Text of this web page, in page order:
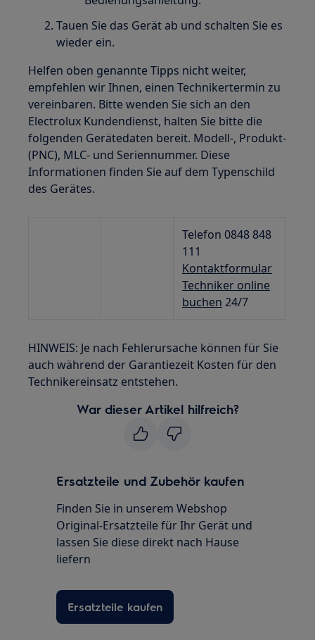
Tauen Sie das Gerät ab und schalten Sie es
wieder ein.
Helfen oben genannte Tipps nicht weiter,
empfehlen wir Ihnen, einen Technikertermin zu
vereinbaren. Bitte wenden Sie sich an den
Electrolux Kundendienst, halten Sie bitte die
folgenden Gerätedaten bereit. Modell-, Produkt-
(PNC), MLC- und Seriennummer. Diese
Informationen finden Sie auf dem Typenschild
des Gerätes.
Telefon 0848 848
111
Kontaktformular
Techniker online
buchen 24/7
HINWEIS: Je nach Fehlerursache können für Sie
auch während der Garantiezeit Kosten für den
Technikereinsatz entstehen.
War dieser Artikel hilfreich?
Ersatzteile und Zubehör kaufen
Finden Sie in unserem Webshop
Original-Ersatzteile für Ihr Gerät und
lassen Sie diese direkt nach Hause
liefern
Ersatzteile kaufen